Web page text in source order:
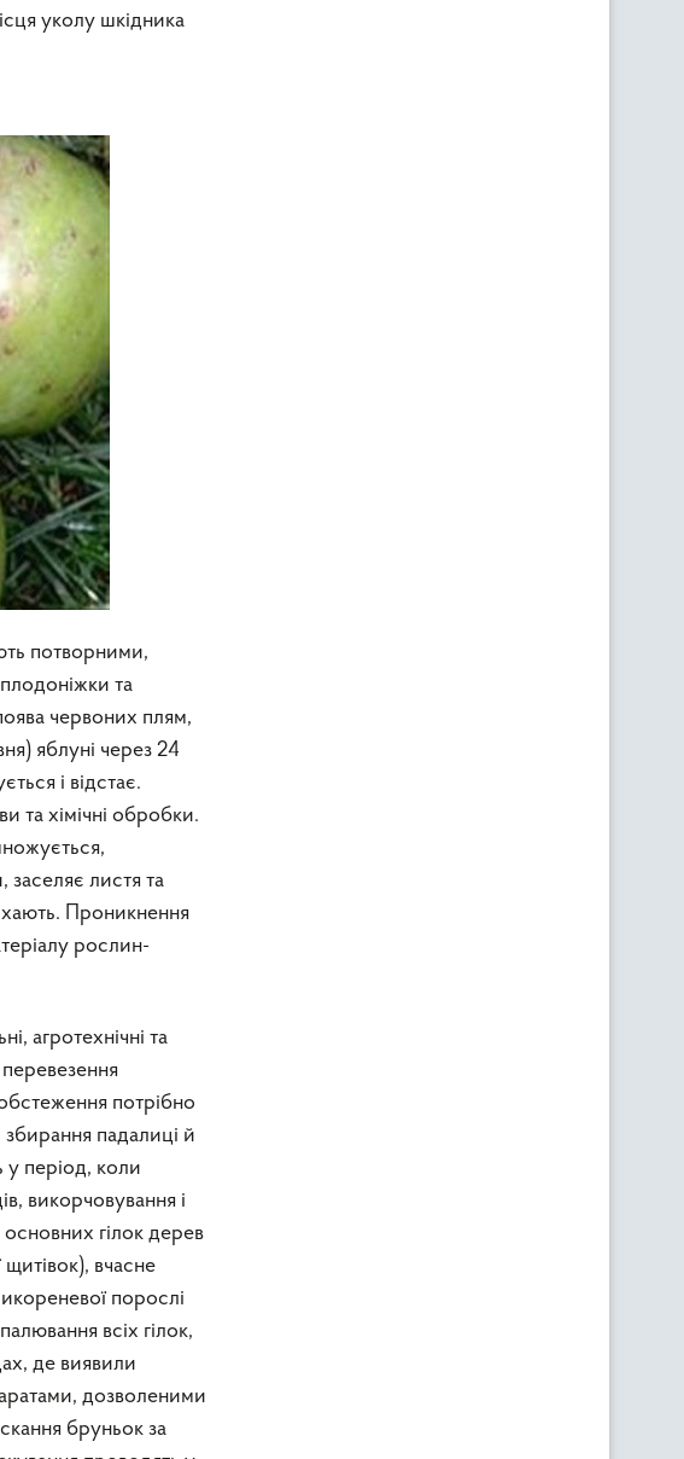
уколу шкідника
потворними,
та
червоних плям,
яблуні через 24
і відстає.
та хімічні обробки.
заселяє листя та
Проникнення
рослин-
агротехнічні та
потрібно
збирання падалиці й
у період, коли
викорчовування і
гілок дерев
вчасне
порослі
всіх гілок,
де виявили
дозволеними
бруньок за